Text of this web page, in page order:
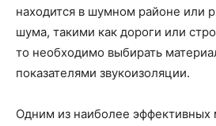
находится в шумном районе или
шума, такими как дороги или
то необходимо выбирать
показателями звукоизоляции.
Одним из наиболее эффективных